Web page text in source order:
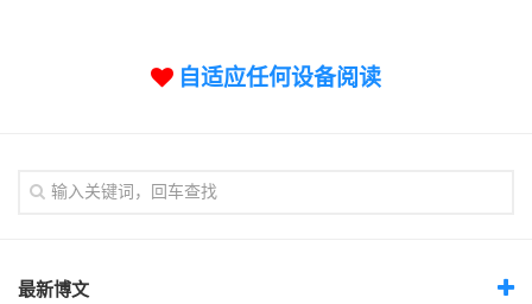
友情链接
自适应任何设备阅读
最新博文